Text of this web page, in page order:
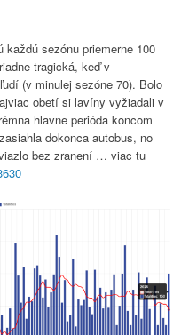
sezónu priemerne 100
tragická, keď v
(v minulej sezóne 70). Bolo
obetí si lavíny vyžiadali v
hlavne perióda koncom
dokonca autobus, no
bez zranení … viac tu